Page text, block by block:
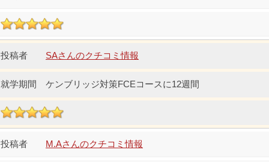
SAさんのクチコミ情報
ケンブリッジ対策FCEコースに12週間
M.Aさんのクチコミ情報